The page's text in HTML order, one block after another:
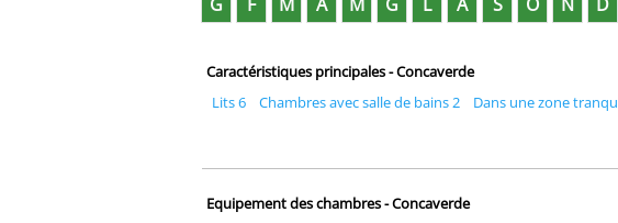
Caractéristiques principales - Concaverde
Lits 6
Chambres avec salle de bains 2 Dans une zone
Equipement des chambres - Concaverde